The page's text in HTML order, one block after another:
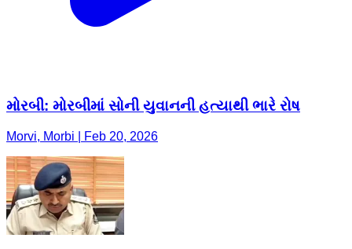
મોરબી: મોરબીમાં સોની યુવાનની હત્યાથી ભારે રોષ
Morvi, Morbi | Feb 20, 2026